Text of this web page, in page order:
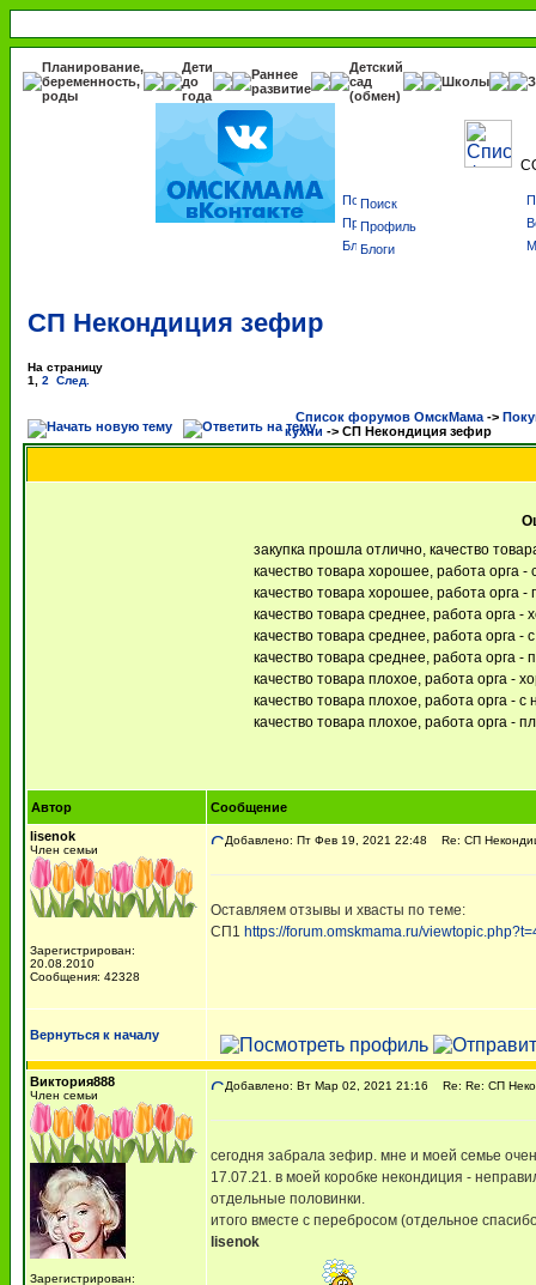
Планирование,
беременность,
роды
Дети
до
года
Раннее
развитие
Детский
сад
(обмен)
Школы
Поиск
Профиль
Блоги
СП Некондиция зефир
На страницу
1
2 След.
Список форумов ОмскМама ->
кухни -> СП Некондиция зефир
закупка прошла отлично, качество
качество товара хорошее, работа орга -
качество товара хорошее, работа орга -
качество товара среднее, работа орга -
качество товара среднее, работа орга -
качество товара среднее, работа орга -
качество товара плохое, работа орга -
качество товара плохое, работа орга - с
качество товара плохое, работа орга -
Автор
Сообщение
lisenok
Член семьи
Зарегистрирован:
20.08.2010
Сообщения: 42328
Добавлено: Пт Фев 19, 2021 22:48 Re: СП
Оставляем отзывы и хвасты по теме:
СП1 https://forum.omskmama.ru/
Вернуться к началу
Виктория888
Член семьи
Зарегистрирован:
Добавлено: Вт Мар 02, 2021 21:16 Re: Re: СП
сегодня забрала зефир. мне и моей семье
17.07.21. в моей коробке некондиция -
отдельные половинки.
итого вместе с перебросом (отдельное
lisenok